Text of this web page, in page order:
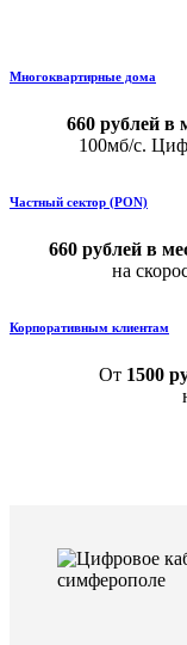
Многоквартирные дома
660 рублей в
100мб/с.
Частный сектор (PON)
660 рублей в
на
Корпоративным клиентам
От 1500